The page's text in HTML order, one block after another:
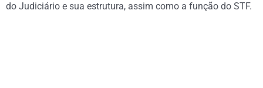
do Judiciário e sua estrutura, assim como a função do STF.